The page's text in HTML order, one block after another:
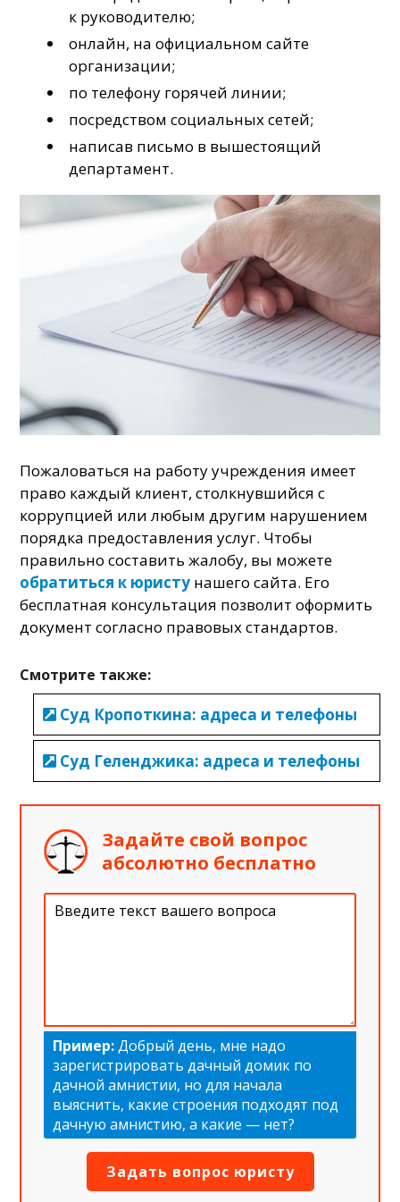
к руководителю;
онлайн, на официальном сайте
организации;
по телефону горячей линии;
посредством социальных сетей;
написав письмо в вышестоящий
департамент.
Пожаловаться на работу учреждения имеет
право каждый клиент, столкнувшийся с
коррупцией или любым другим нарушением
порядка предоставления услуг. Чтобы
правильно составить жалобу, вы можете
обратиться к юристу нашего сайта. Его
бесплатная консультация позволит оформить
документ согласно правовых стандартов.
Смотрите также:
Суд Кропоткина: адреса и телефоны
Суд Геленджика: адреса и телефоны
Задайте свой вопрос
абсолютно бесплатно
Пример:Добрый день, мне надо
зарегистрировать дачный домик по
дачной амнистии, но для начала
выяснить, какие строения подходят под
дачную амнистию, а какие — нет?